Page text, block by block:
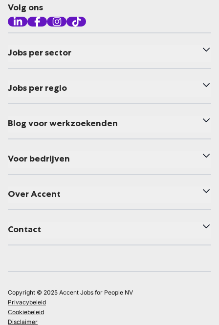
Volg ons
Jobs per sector
Jobs per regio
Blog voor werkzoekenden
Voor bedrijven
Over Accent
Contact
Copyright © 2025 Accent Jobs for People NV
Privacybeleid
Cookiebeleid
Disclaimer